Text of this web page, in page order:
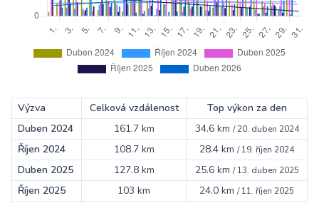
Výzva Celková vzdálenost
Top výkon za den
Duben 2024
161.7 km 34.6 km /20. duben 2024
Říjen 2024 108.7 km 28.4 km /19. říjen 2024
Duben 2025 127.8 km 25.6 km /13. duben 2025
Říjen 2025 103 km 24.0 km /11. říjen 2025